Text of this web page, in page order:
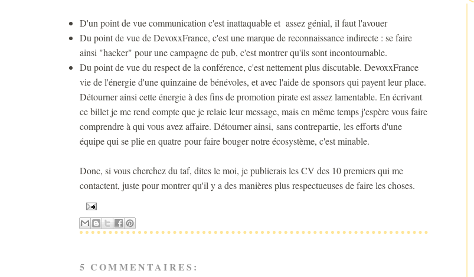
D'un point de vue communication c'est inattaquable et assez génial, il faut l'avouer
Du point de vue de DevoxxFrance, c'est une marque de reconnaissance indirecte : se faire
ainsi "hacker" pour une campagne de pub, c'est montrer qu'ils sont incontournable.
Du point de vue du respect de la conférence, c'est nettement plus discutable. DevoxxFrance
vie de l'énergie d'une quinzaine de bénévoles, et avec l'aide de sponsors qui payent leur place.
Détourner ainsi cette énergie à des fins de promotion pirate est assez lamentable. En écrivant
ce billet je me rend compte que je relaie leur message, mais en même temps j'espère vous faire
comprendre à qui vous avez affaire. Détourner ainsi, sans contrepartie, les efforts d'une
équipe qui se plie en quatre pour faire bouger notre écosystème, c'est minable.
Donc, si vous cherchez du taf, dites le moi, je publierais les CV des 10 premiers qui me
contactent, juste pour montrer qu'il y a des manières plus respectueuses de faire les choses.
5 COMMENTAIRES: